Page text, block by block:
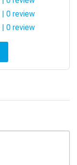
| 0 review
| 0 review